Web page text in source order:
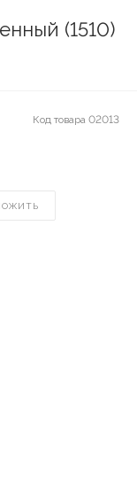
(1510)
Код товара 02013